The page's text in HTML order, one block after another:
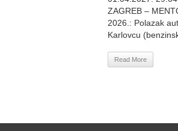
ZAGREB –
2026.: Polazak
Karlovcu
Read More